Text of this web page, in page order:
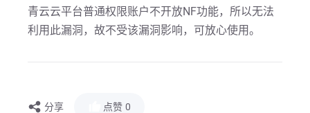
青云云平台普通权限账户不开放NF功能，所以无法
利用此漏洞，故不受该漏洞影响，可放心使用。
分享 点赞 0